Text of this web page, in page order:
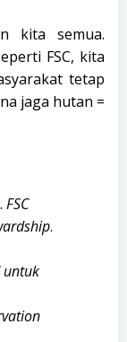
kita semua.
FSC, kita
tetap
jaga hutan =
FSC
.
untuk